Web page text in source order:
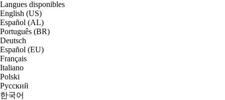
Langues disponibles
English (US)
Español (AL)
Português (BR)
Deutsch
Español (EU)
Français
Italiano
Polski
Русский
한국어